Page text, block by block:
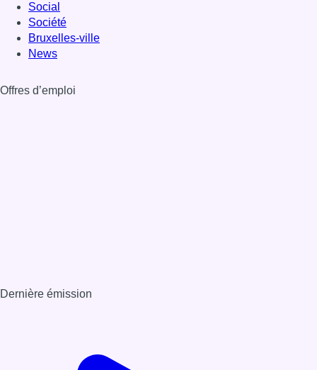
Social
Société
Bruxelles-ville
News
Offres d’emploi
Dernière émission